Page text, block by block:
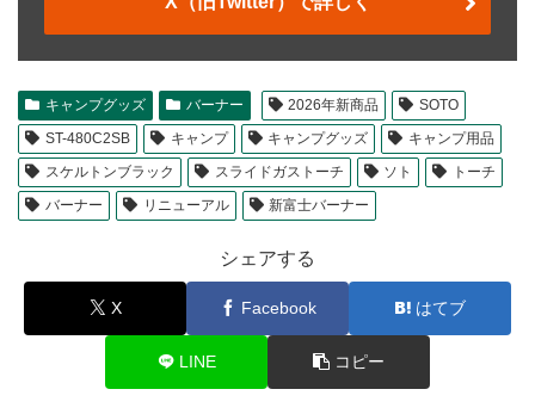
キャンプグッズ バーナー 2026年新商品
SOTO
ST-480C2SB
キャンプ キャンプグッズ
キャンプ用品
スケルトンブラック
スライドガストーチ ソト
トーチ
バーナー
リニューアル 新富士バーナー
シェアする
X Facebook はてブ
LINE コピー